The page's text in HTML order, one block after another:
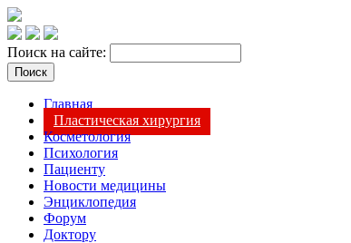
Поиск на сайте:
Главная
Пластическая хирургия
Косметология
Психология
Пациенту
Новости медицины
Энциклопедия
Форум
Доктору